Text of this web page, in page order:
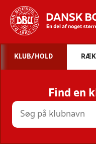
STILLINGER,
KLUB/HOLD
Find en